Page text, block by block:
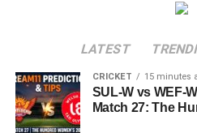
LATEST
CRICKET 15 minutes
SUL-W vs WEF-
Match 27: The